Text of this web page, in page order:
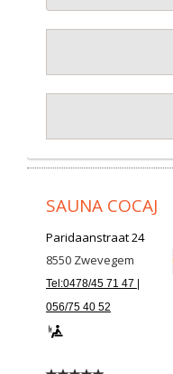
SAUNA COCAJ
Paridaanstraat 24
8550 Zwevegem
Tel:0478/45 71 47 |
056/75 40 52